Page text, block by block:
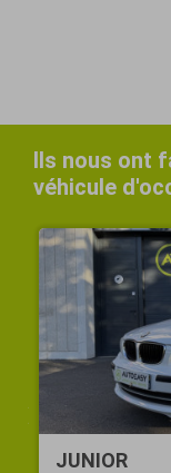
Ils nous ont
véhicule
JUNIOR